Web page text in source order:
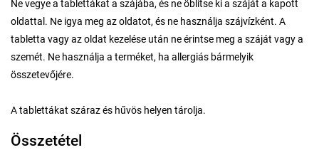
Ne vegye a tablettákat a szájába, és ne öblítse ki a száját a kapott
oldattal. Ne igya meg az oldatot, és ne használja szájvízként. A
tabletta vagy az oldat kezelése után ne érintse meg a száját vagy a
szemét. Ne használja a terméket, ha allergiás bármelyik
összetevőjére.
A tablettákat száraz és hűvös helyen tárolja.
Összetétel